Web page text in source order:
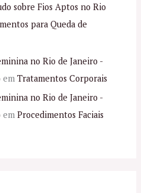
sobre Fios Aptos no Rio
para Queda de
no Rio de Janeiro -
em Tratamentos Corporais
no Rio de Janeiro -
em Procedimentos Faciais